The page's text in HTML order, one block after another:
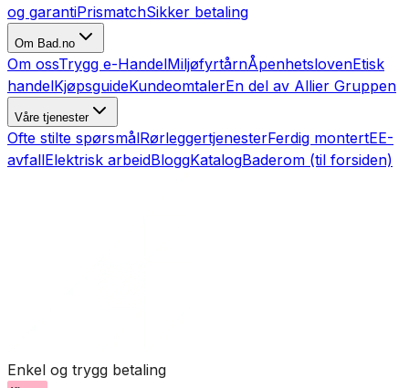
og garantiPrismatchSikker betaling
Om Bad.no
Om ossTrygg e-HandelMiljøfyrtårnÅpenhetslovenEtisk
handelKjøpsguideKundeomtalerEn del av Allier Gruppen
Våre tjenester
Ofte stilte spørsmålRørleggertjenesterFerdig montertEE-
avfallElektrisk arbeidBloggKatalogBaderom (til forsiden)
Enkel og trygg betaling